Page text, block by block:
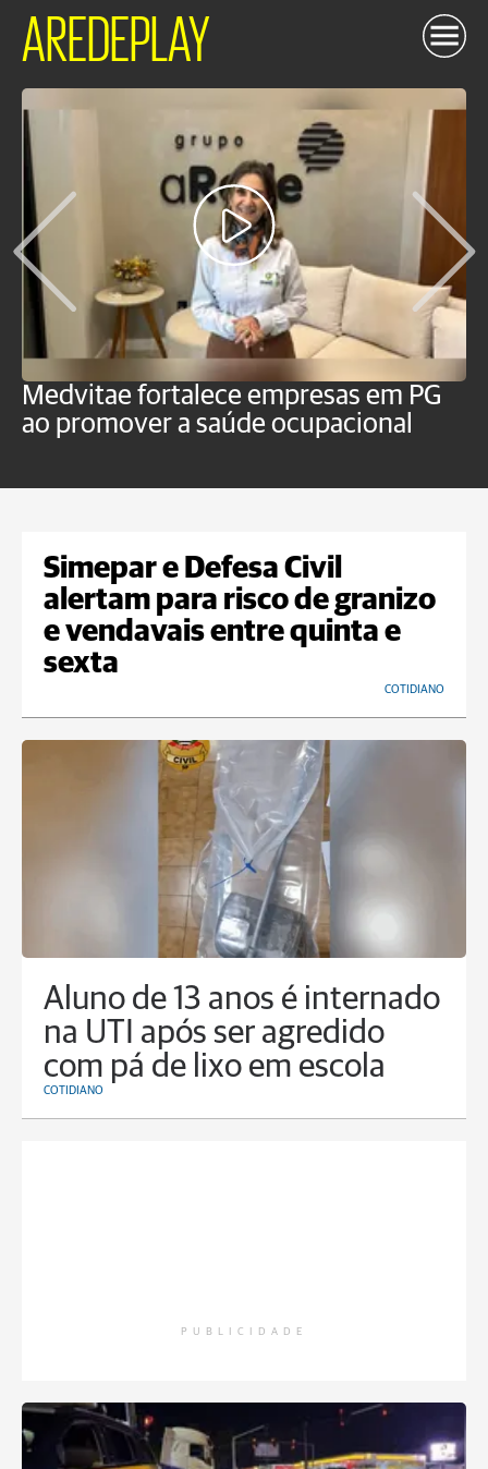
AREDEPLAY
Medvitae fortalece empresas em PG
ao promover a saúde ocupacional
Simepar e Defesa Civil
alertam para risco de granizo
e vendavais entre quinta e
sexta
COTIDIANO
Aluno de 13 anos é internado
na UTI após ser agredido
com pá de lixo em escola
COTIDIANO
PUBLICIDADE